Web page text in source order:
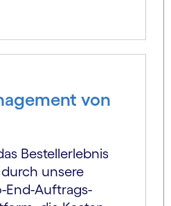
von
Bestell­erlebnis
unsere
End-Auftrags­